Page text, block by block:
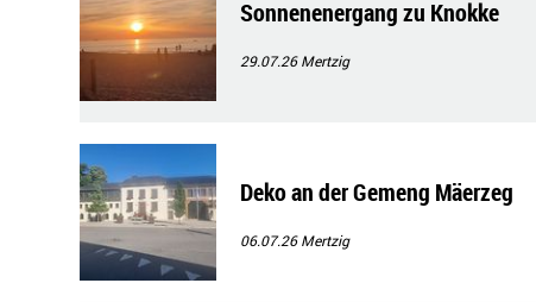
Sonnenenergang zu Knokke
29.07.26Mertzig
Deko an der Gemeng Mäerzeg
06.07.26Mertzig